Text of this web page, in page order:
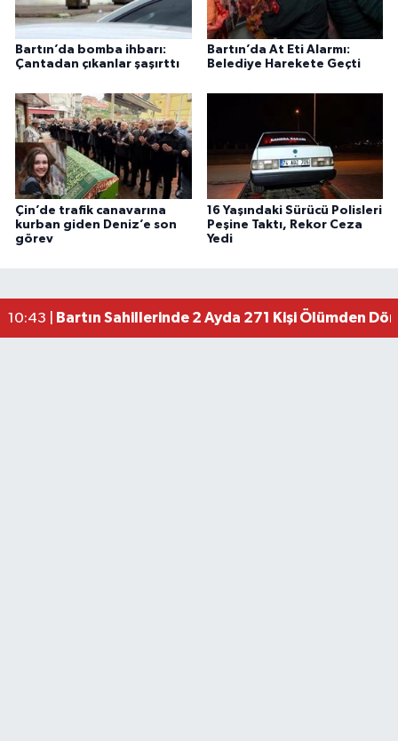
Bartın’da bomba ihbarı:
Çantadan çıkanlar şaşırttı
Bartın’da At Eti Alarmı:
Belediye Harekete Geçti
Çin’de trafik canavarına
kurban giden Deniz’e son
görev
16 Yaşındaki Sürücü Polisleri
Peşine Taktı, Rekor Ceza
Yedi
10:43 | Bartın Sahillerinde 2 Ayda 271 Kişi Ölümden